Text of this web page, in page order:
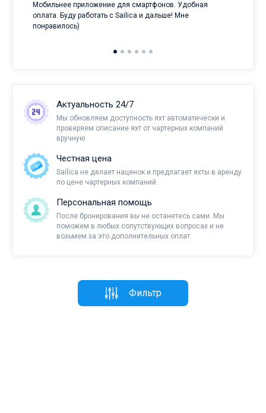
Мобильнее приложение для смартфонов. Удобная
оплата. Буду работать с Sailica и дальше! Мне
понравилось)
Актуальность 24/7
Мы обновляем доступность яхт автоматически и
проверяем описание яхт от чартерных компаний
вручную
Честная цена
Sailica не делает наценок и предлагает яхты в аренду
по цене чартерных компаний.
Персональная помощь
После бронирования вы не останетесь сами. Мы
поможем в любых сопутствующих вопросах и не
возьмем за это дополнительных оплат.
Фильтр